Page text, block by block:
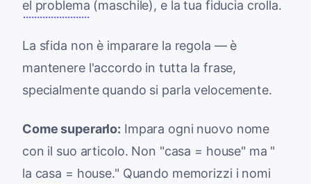
el problema (maschile), e la tua fiducia crolla.
La sfida non è imparare la regola — è
mantenere l'accordo in tutta la frase,
specialmente quando si parla velocemente.
Come superarlo: Impara ogni nuovo nome
con il suo articolo. Non "casa = house" ma "
la casa = house." Quando memorizzi i nomi